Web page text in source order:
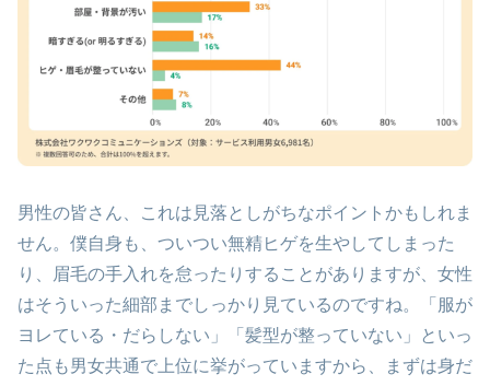
男性の皆さん、これは見落としがちなポイントかもしれま
せん。僕自身も、ついつい無精ヒゲを生やしてしまった
り、眉毛の手入れを怠ったりすることがありますが、女性
はそういった細部までしっかり見ているのですね。「服が
ヨレている・だらしない」「髪型が整っていない」といっ
た点も男女共通で上位に挙がっていますから、まずは身だ